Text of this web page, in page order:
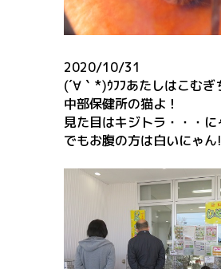
2020/10/31
(´∀｀*)ｳﾌﾌあたしはこむ
中部保健所の猫よ！
見た目はキジトラ・・・に
でもお腹の方は白いにゃ